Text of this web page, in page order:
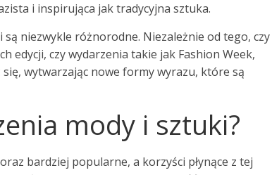
i inspirująca jak tradycyjna sztuka.
są niezwykle różnorodne. Niezależnie od tego, czy
edycji, czy wydarzenia takie jak Fashion Week,
wytwarzając nowe formy wyrazu, które są
mody i sztuki?
bardziej popularne, a korzyści płynące z tej